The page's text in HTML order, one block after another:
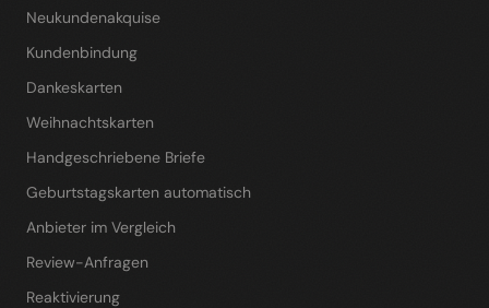
Neukundenakquise
Kundenbindung
Dankeskarten
Weihnachtskarten
Handgeschriebene Briefe
Geburtstagskarten automatisch
Anbieter im Vergleich
Review-Anfragen
Reaktivierung